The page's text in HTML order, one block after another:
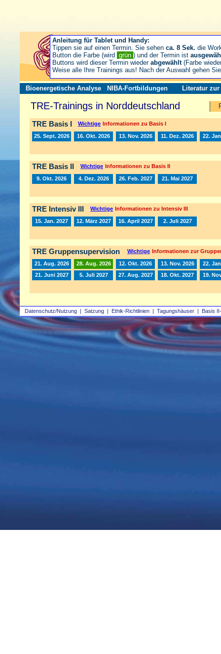
Datenschutz/Nutzung | Satzung | Ethik-Richtlinien | Tagungshäuser | Basis
Bioenergetische Analyse NIBA-Fortbildungen Literatur zur
TRE-Trainings in Norddeutschland
TRE Basis I Wichtige Informationen zu Basis I
25. Sept. 2026 16. Okt. 2026 13. Nov. 2026 11. Dez. 2026 22.
TRE Basis II Wichtige Informationen zu Basis II
9. Okt. 2026 4. Dez. 2026 26. Feb. 2027 21. Mai 2027
TRE Intensiv III Wichtige Informationen zu Intensiv III
15. Jan. 2027 12. März 2027 16. April 2027 2. Juli 2027
TRE Gruppensupervision Wichtige Informationen zur
21. Aug. 2026 28. Aug. 2026 12. Okt. 2026 13. Nov. 2026
22.
21. Juni 2027
5. Juli 2027 27. Aug. 2027 18. Okt. 2027 19.
Anleitung für Tablet und Handy:
Tippen sie auf einen Termin. Sie sehen ca. 8 Sek. die
Button die Farbe (wird grün ) und der Termin ist
Buttons wird dieser Termin wieder abgewählt(Farbe
Weise alle Ihre Trainings aus! Nach der Auswahl gehen